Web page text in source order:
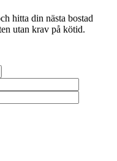
hitta din nästa bostad
utan krav på kötid.